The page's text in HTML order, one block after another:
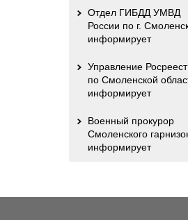
Отдел ГИБДД УМВД
России по г.
информирует
Управление
по Смоленской
информирует
Военный прокурор
Смоленского
информирует